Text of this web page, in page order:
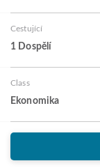
Cestující
1 Dospělí
Class
Ekonomika